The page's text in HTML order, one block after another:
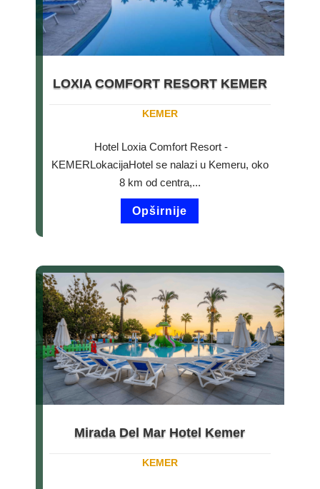
LOXIA COMFORT RESORT KEMER
KEMER
Hotel Loxia Comfort Resort -
KEMERLokacijaHotel se nalazi u Kemeru, oko
8 km od centra,...
Opširnije
Mirada Del Mar Hotel Kemer
KEMER